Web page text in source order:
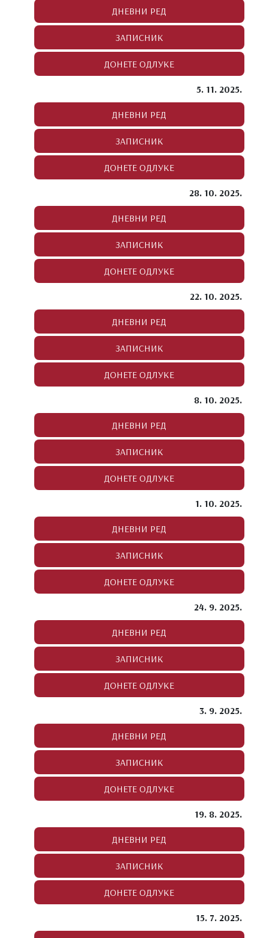
5. 11. 2025.
28. 10. 2025.
22. 10. 2025.
8. 10. 2025.
1. 10. 2025.
24. 9. 2025.
3. 9. 2025.
19. 8. 2025.
15. 7. 2025.